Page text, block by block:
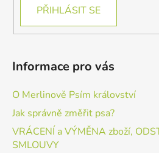
PŘIHLÁSIT SE
Informace pro vás
O Merlinově Psím království
Jak správně změřit psa?
VRÁCENÍ a VÝMĚNA zboží,
SMLOUVY